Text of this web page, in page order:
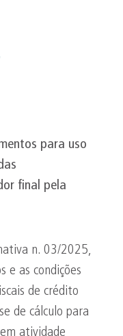
para uso
final pela
n. 03/2025,
e as condições
de crédito
de cálculo para
atividade